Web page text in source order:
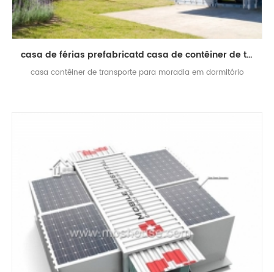
casa de férias prefabricatd casa de contêiner de transporte de luxo
casa contêiner de transporte para moradia em dormitório